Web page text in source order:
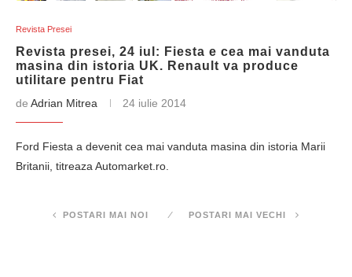
Revista Presei
Revista presei, 24 iul: Fiesta e cea mai vanduta
masina din istoria UK. Renault va produce
utilitare pentru Fiat
de Adrian Mitrea 24 iulie 2014
Ford Fiesta a devenit cea mai vanduta masina din istoria Marii
Britanii, titreaza Automarket.ro.
POSTARI MAI NOI POSTARI MAI VECHI